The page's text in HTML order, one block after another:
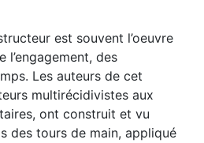
est souvent l’oeuvre
l’engagement, des
Les auteurs de cet
multirécidivistes aux
ont construit et vu
des tours de main, appliqué